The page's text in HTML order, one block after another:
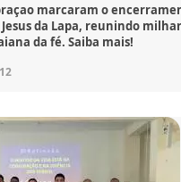
marcaram o
da Lapa, reunindo
da fé. Saiba mais!